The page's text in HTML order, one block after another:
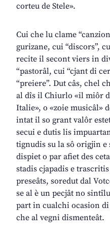
corteu de Stele».
Cui che lu clame
gurizane, cui “discors”,
recite il secont viers in
“pastorâl, cui “cjant di
“preiere”. Dut câs, chel
al dîs il Chiurlo «il miôr
Italie», o «zoie musicâl»
intat il so grant valôr
secui e dutis lis
tignudis su la sô origjin e
dispiet o par afiet des
stadis cjapadis e
preseâts, soredut dal
se al è un pecjât no
part in cualchi ocasion
che al vegni dismenteât.